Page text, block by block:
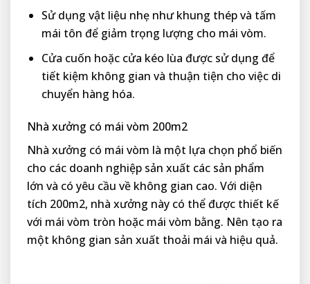
Sử dụng vật liệu nhẹ như khung thép và tấm
mái tôn để giảm trọng lượng cho mái vòm.
Cửa cuốn hoặc cửa kéo lùa được sử dụng để
tiết kiệm không gian và thuận tiện cho việc di
chuyển hàng hóa.
Nhà xưởng có mái vòm 200m2
Nhà xưởng có mái vòm là một lựa chọn phổ biến
cho các doanh nghiệp sản xuất các sản phẩm
lớn và có yêu cầu về không gian cao. Với diện
tích 200m2, nhà xưởng này có thể được thiết kế
với mái vòm tròn hoặc mái vòm bằng. Nên tạo ra
một không gian sản xuất thoải mái và hiệu quả.